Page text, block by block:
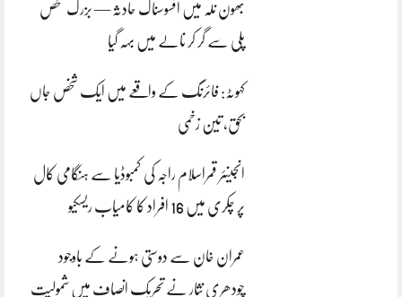
بھون نلہ میں افسوسناک حادثہ — بزرگ شخص
پلی سے گر کر نالے میں بہہ گیا
کہوٹہ: فائرنگ کے واقعے میں ایک شخص جاں
بحق، تین زخمی
انجینئر قمراسلام راجہ کی کمبوڈیا سے ہنگامی کال
پر چکری میں 16 افراد کا کامیاب ریسکیو
عمران خان سے دوستی ہونے کے باوجود
چودھری نثار نے تحریک انصاف میں شمولیت